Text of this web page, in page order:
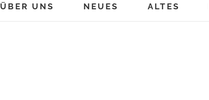
ÜBER UNS NEUES ALTES